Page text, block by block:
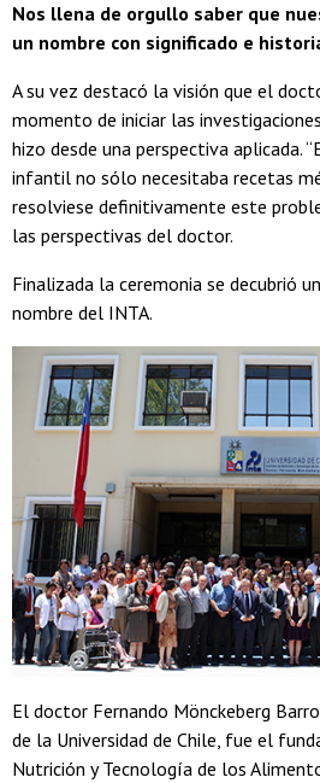
Nos llena de orgullo saber que
un nombre con significado e
A su vez destacó la visión que el
momento de iniciar las
hizo desde una perspectiva aplicada.
infantil no sólo necesitaba recetas
resolviese definitivamente este
las perspectivas del doctor.
Finalizada la ceremonia se decubrió
nombre del INTA.
El doctor Fernando Mönckeberg
de la Universidad de Chile, fue el
Nutrición y Tecnología de los